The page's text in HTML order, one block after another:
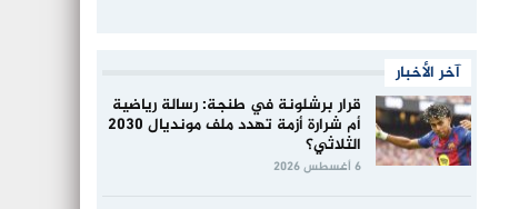
آخر الأخبار
قرار برشلونة في طنجة: رسالة رياضية
أم شرارة أزمة تهدد ملف مونديال 2030
الثلاثي؟
6 أغسطس 2026